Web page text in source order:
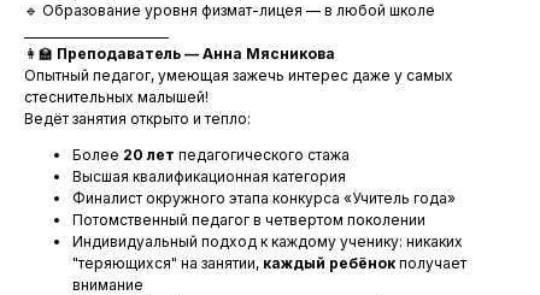
🔹 Образование уровня физмат-лицея — в любой школе
👩🏫 Преподаватель — Анна Мясникова
Опытный педагог, умеющая зажечь интерес даже у самых
стеснительных малышей!
Ведёт занятия открыто и тепло:
Более 20 лет педагогического стажа
Высшая квалификационная категория
Финалист окружного этапа конкурса «Учитель года»
Потомственный педагог в четвертом поколении
Индивидуальный подход к каждому ученику: никаких
"теряющихся" на занятии, каждый ребёнок получает
внимание